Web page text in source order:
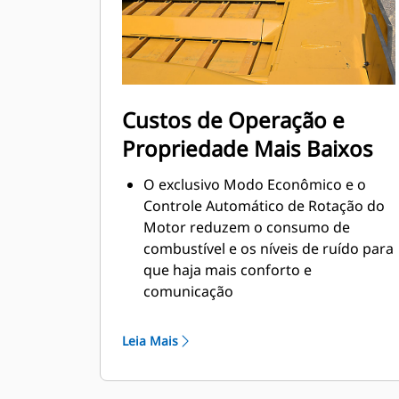
melhora as condições de operação
por parte da equipe e mantém os
componentes mais frios para obter
uma longa durabilidade
Custos de Operação e
Propriedade Mais Baixos
O exclusivo Modo Econômico e o
Controle Automático de Rotação do
Motor reduzem o consumo de
combustível e os níveis de ruído para
que haja mais conforto e
comunicação
projetado para uma alta produção
um consumo mais baixo de
Leia Mais